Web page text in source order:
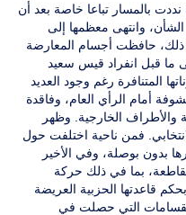
بالمسار تباعا خاصة بعد أن
وانتهى معظمها إلى
حافظت أجسام المعارضة
ما قبل انفراد قيس سعيد
المتنافرة رغم وجود العديد
أمام الرأي العام، وفاقدة
والأطراف الخارجية. وظهر
فمن ناحية اختلفت حول
بدون بوصلة، وفي الأخير
بما في ذلك حركة
قاعدتها الحزبية العريضة
التي حصلت في